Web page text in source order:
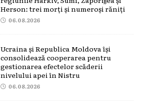
Herson: trei morți și numeroși răniți
06.08.2026
Ucraina și Republica Moldova își
consolidează cooperarea pentru
gestionarea efectelor scăderii
nivelului apei în Nistru
06.08.2026